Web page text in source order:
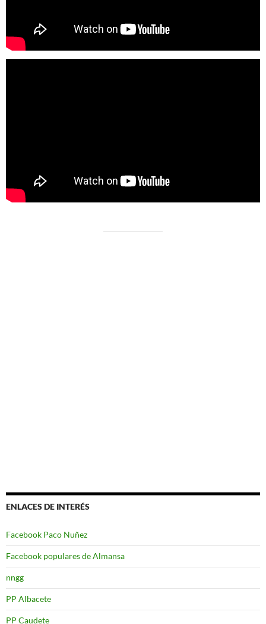
ENLACES DE INTERÉS
Facebook Paco Nuñez
Facebook populares de Almansa
nngg
PP Albacete
PP Caudete